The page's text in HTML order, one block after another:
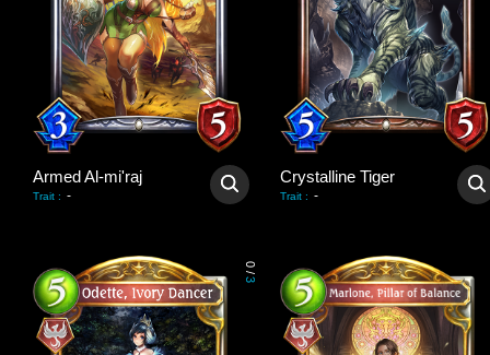
Armed Al-mi'raj
Trait : -
Crystalline Tiger
Trait : -
0
/
3